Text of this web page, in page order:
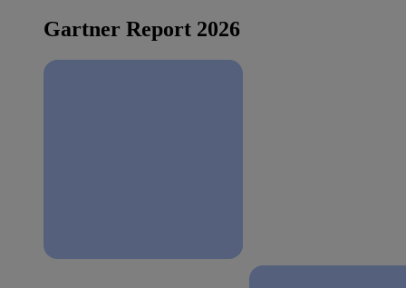
Gartner Report 2026